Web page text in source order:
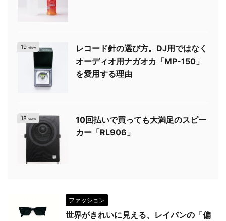
19 view
レコード針の選び方。DJ用ではなく
オーディオ用ナガオカ「MP-150」
を愛用する理由
18 view
10回払いで買っても大満足のスピー
カー「RL906」
ファッション
世界がきれいに見える、レイバンの「偏